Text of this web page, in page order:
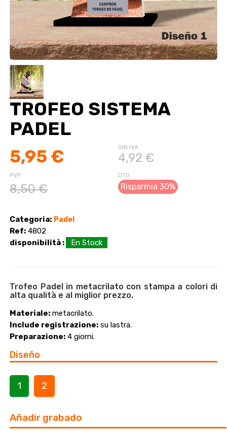
TROFEO SISTEMA
PADEL
5,95 € SIN IVA
4,92 €
PVP
8,50 €
DTO
Risparmia 30%
Categoria: Padel
Ref: 4802
disponibilità :
En Stock
Trofeo Padel in metacrilato con stampa a colori di
alta qualità e al miglior prezzo.
Materiale: metacrilato.
Include registrazione: su lastra.
Preparazione: 4 giorni.
Diseño
1 2
Añadir grabado